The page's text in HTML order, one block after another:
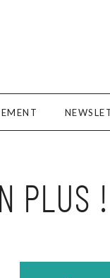
PLUS !